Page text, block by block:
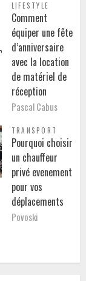
LIFESTYLE
Comment
équiper une fête
d’anniversaire
avec la location
de matériel de
réception
Pascal Cabus
TRANSPORT
Pourquoi choisir
un chauffeur
privé evenement
pour vos
déplacements
Povoski